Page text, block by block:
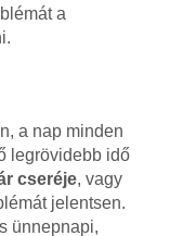
a
a nap minden
legrövidebb idő
cseréje, vagy
jelentsen.
ünnepnapi,